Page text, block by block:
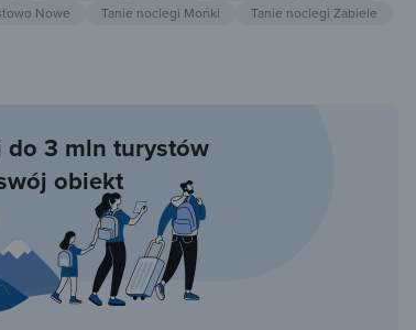
Nowe Tanie noclegi Mońki Tanie noclegi Zabiele
do 3 mln turystów
obiekt